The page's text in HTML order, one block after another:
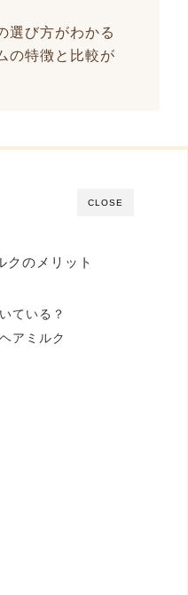
選び方がわかる
の特徴と比較が
CLOSE
クのメリット
ている？
アミルク